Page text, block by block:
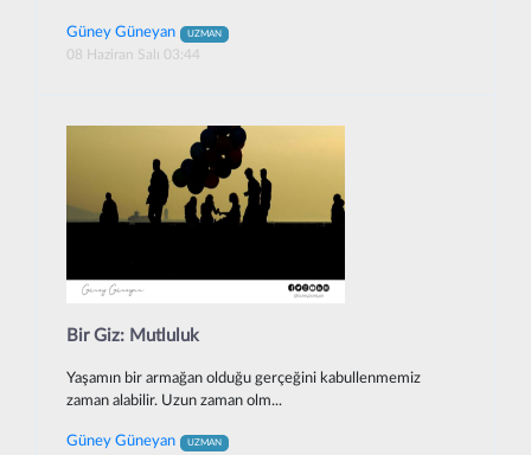
Güney Güneyan UZMAN
08 Haziran Salı 03:44
Bir Giz: Mutluluk
Yaşamın bir armağan olduğu gerçeğini kabullenmemiz
zaman alabilir. Uzun zaman olm...
Güney Güneyan UZMAN